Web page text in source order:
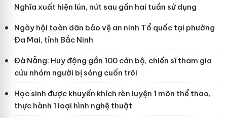
Nghĩa xuất hiện lún, nứt sau gần hai tuần sử dụng
Ngày hội toàn dân bảo vệ an ninh Tổ quốc tại phường
Đa Mai, tỉnh Bắc Ninh
Đà Nẵng: Huy động gần 100 cán bộ, chiến sĩ tham gia
cứu nhóm người bị sóng cuốn trôi
Học sinh được khuyến khích rèn luyện 1 môn thể thao,
thực hành 1 loại hình nghệ thuật